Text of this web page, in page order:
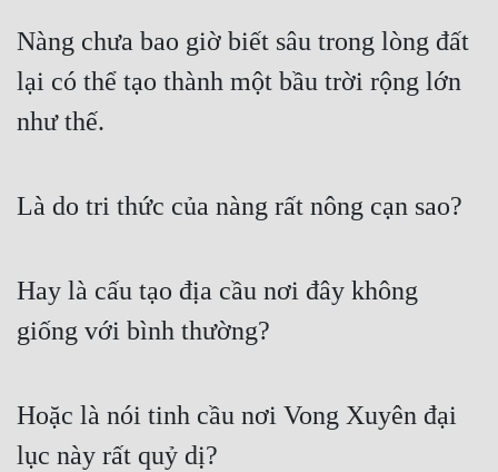
Phong Thủy - Tâm Linh
Phương Tây
Phản Phái
Quân Sự
Sắc
Sủng
Tiên Hiệp
Nàng chưa bao giờ biết sâu trong lòng đất
lại có thể tạo thành một bầu trời rộng lớn
như thế.
Là do tri thức của nàng rất nông cạn sao?
Hay là cấu tạo địa cầu nơi đây không
giống với bình thường?
Hoặc là nói tinh cầu nơi Vong Xuyên đại
lục này rất quỷ dị?